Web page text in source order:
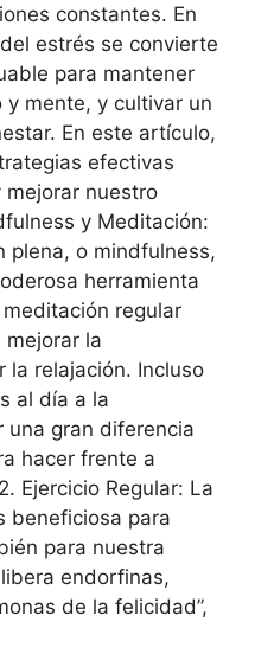
constantes. En
estrés se convierte
para mantener
mente, y cultivar un
En este artículo,
efectivas
mejorar nuestro
y Meditación:
plena, o mindfulness,
herramienta
regular
mejorar la
la relajación. Incluso
al día a la
una gran diferencia
hacer frente a
Ejercicio Regular: La
beneficiosa para
para nuestra
endorfinas,
de la felicidad”,